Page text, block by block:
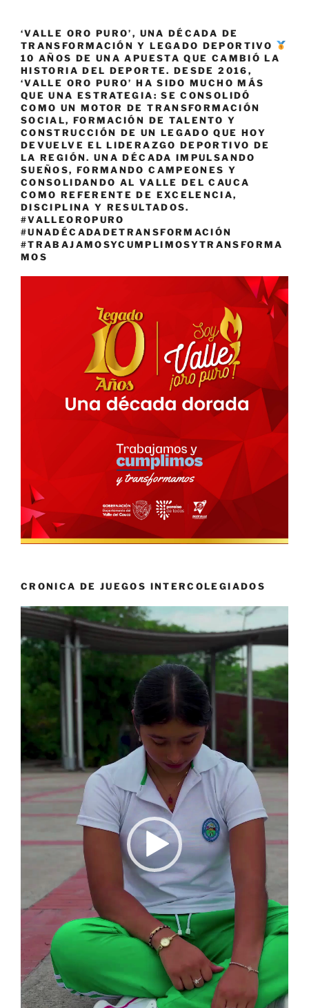
‘VALLE ORO PURO’, UNA DÉCADA DE
TRANSFORMACIÓN Y LEGADO DEPORTIVO
10 AÑOS DE UNA APUESTA QUE CAMBIÓ LA
HISTORIA DEL DEPORTE. DESDE 2016,
‘VALLE ORO PURO’ HA SIDO MUCHO MÁS
QUE UNA ESTRATEGIA: SE CONSOLIDÓ
COMO UN MOTOR DE TRANSFORMACIÓN
SOCIAL, FORMACIÓN DE TALENTO Y
CONSTRUCCIÓN DE UN LEGADO QUE HOY
DEVUELVE EL LIDERAZGO DEPORTIVO DE
LA REGIÓN. UNA DÉCADA IMPULSANDO
SUEÑOS, FORMANDO CAMPEONES Y
CONSOLIDANDO AL VALLE DEL CAUCA
COMO REFERENTE DE EXCELENCIA,
DISCIPLINA Y RESULTADOS.
#VALLEOROPURO
#UNADÉCADADETRANSFORMACIÓN
#TRABAJAMOSYCUMPLIMOSYTRANSFORMA
MOS
CRONICA DE JUEGOS INTERCOLEGIADOS
Reproductor
vídeo